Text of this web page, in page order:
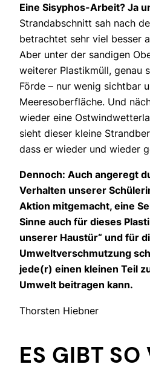
Eine Sisyphos-Arbeit? Ja
Strandabschnitt sah nach
betrachtet sehr viel besser
Aber unter der sandigen
weiterer Plastikmüll, genau
Förde – nur wenig sichtbar
Meeresoberfläche. Und
wieder eine
sieht dieser kleine
dass er wieder und wieder
Dennoch: Auch angeregt
Verhalten unserer
Aktion mitgemacht, eine
Sinne auch für dieses
unserer Haustür“ und für
Umweltverschmutzung
jede(r) einen kleinen Teil
Umwelt beitragen kann.
Thorsten Hiebner
ES GIBT SO